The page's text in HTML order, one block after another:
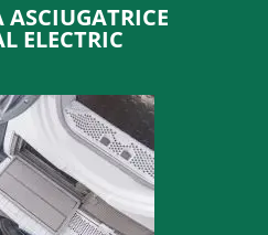
ASCIUGATRICE
ELECTRIC